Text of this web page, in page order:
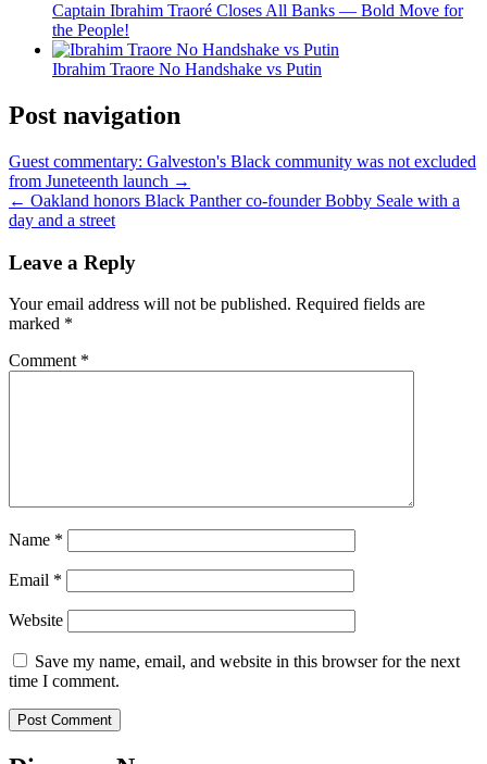
Captain Ibrahim Traoré Closes All Banks — Bold Move for
the People!
Ibrahim Traore No Handshake vs Putin
Post navigation
Guest commentary: Galveston's Black community was not excluded
from Juneteenth launch →
← Oakland honors Black Panther co-founder Bobby Seale with a
day and a street
Leave a Reply
Your email address will not be published. Required fields are
marked *
Comment *
Name *
Email *
Website
Save my name, email, and website in this browser for the next
time I comment.